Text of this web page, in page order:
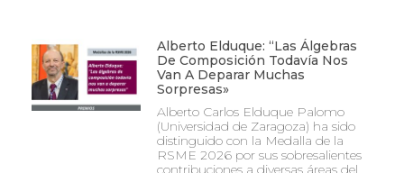
Alberto Elduque: “Las Álgebras
De Composición Todavía Nos
Van A Deparar Muchas
Sorpresas»
Alberto Carlos Elduque Palomo
(Universidad de Zaragoza) ha sido
distinguido con la Medalla de la
RSME 2026 por sus sobresalientes
contribuciones a diversas áreas del